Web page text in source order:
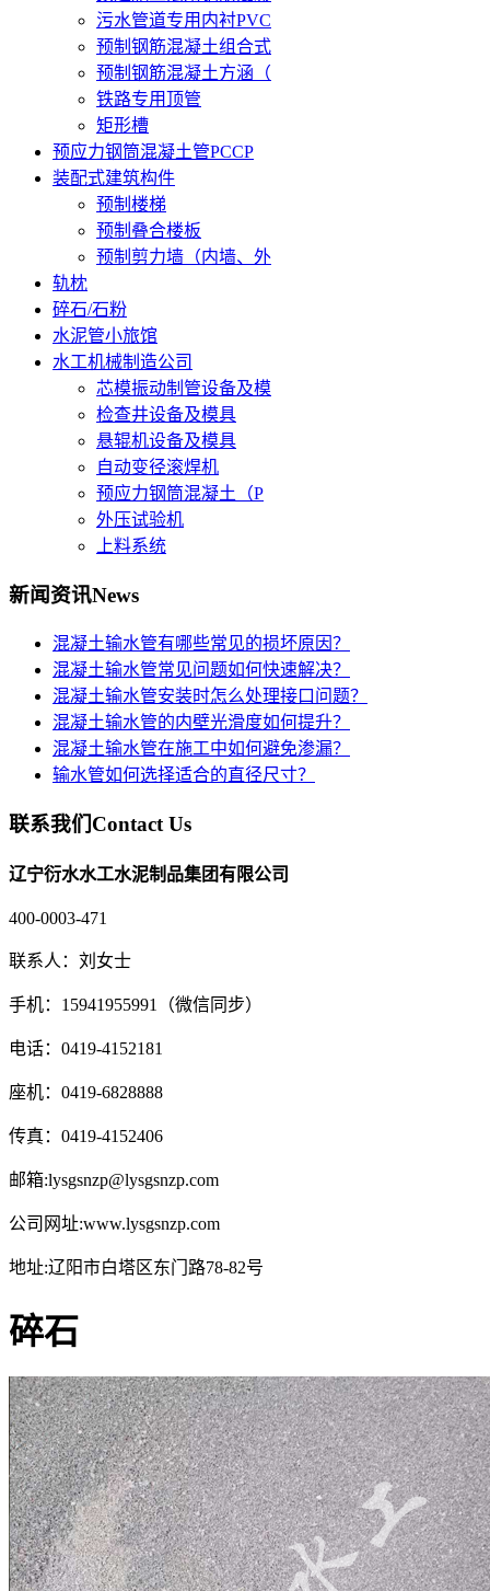
污水管道专用内衬PVC
预制钢筋混凝土组合式
预制钢筋混凝土方涵（
铁路专用顶管
矩形槽
预应力钢筒混凝土管PCCP
装配式建筑构件
预制楼梯
预制叠合楼板
预制剪力墙（内墙、外
轨枕
碎石/石粉
水泥管小旅馆
水工机械制造公司
芯模振动制管设备及模
检查井设备及模具
悬辊机设备及模具
自动变径滚焊机
预应力钢筒混凝土（P
外压试验机
上料系统
新闻资讯News
混凝土输水管有哪些常见的损坏原因？
混凝土输水管常见问题如何快速解决？
混凝土输水管安装时怎么处理接口问题？
混凝土输水管的内壁光滑度如何提升？
混凝土输水管在施工中如何避免渗漏？
输水管如何选择适合的直径尺寸？
联系我们Contact Us
辽宁衍水水工水泥制品集团有限公司
400-0003-471
联系人：刘女士
手机：15941955991（微信同步）
电话：0419-4152181
座机：0419-6828888
传真：0419-4152406
邮箱:lysgsnzp@lysgsnzp.com
公司网址:www.lysgsnzp.com
地址:辽阳市白塔区东门路78-82号
碎石